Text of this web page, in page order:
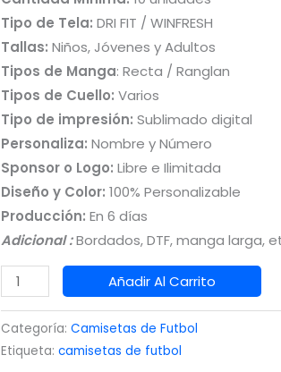
Tipo de Tela: DRI FIT / WINFRESH
Tallas: Niños, Jóvenes y Adultos
Tipos de Manga: Recta / Ranglan
Tipos de Cuello: Varios
Tipo de impresión: Sublimado digital
Personaliza: Nombre y Número
Sponsor o Logo: Libre e Ilimitada
Diseño y Color: 100% Personalizable
Producción: En 6 días
Adicional :Bordados, DTF, manga larga,
Camisetas
de
Fútbol
Sublimadas
Añadir Al Carrito
Categoría: Camisetas de Futbol
Etiqueta: camisetas de futbol